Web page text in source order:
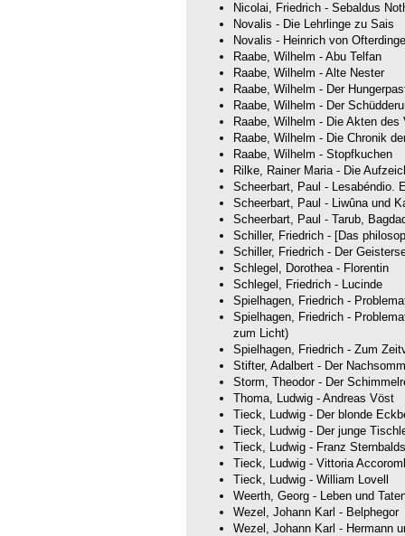
Nicolai, Friedrich - Sebaldus
Novalis - Die Lehrlinge zu Sais
Novalis - Heinrich von
Raabe, Wilhelm - Abu Telfan
Raabe, Wilhelm - Alte Nester
Raabe, Wilhelm - Der
Raabe, Wilhelm - Der
Raabe, Wilhelm - Die Akten des
Raabe, Wilhelm - Die Chronik
Raabe, Wilhelm - Stopfkuchen
Rilke, Rainer Maria - Die
Scheerbart, Paul - Lesabéndio.
Scheerbart, Paul - Liwûna und
Scheerbart, Paul - Tarub,
Schiller, Friedrich - [Das
Schiller, Friedrich - Der
Schlegel, Dorothea - Florentin
Schlegel, Friedrich - Lucinde
Spielhagen, Friedrich -
Spielhagen, Friedrich -
zum Licht)
Spielhagen, Friedrich - Zum
Stifter, Adalbert - Der
Storm, Theodor - Der
Thoma, Ludwig - Andreas Vöst
Tieck, Ludwig - Der blonde
Tieck, Ludwig - Der junge
Tieck, Ludwig - Franz
Tieck, Ludwig - Vittoria
Tieck, Ludwig - William Lovell
Weerth, Georg - Leben und
Wezel, Johann Karl - Belphegor
Wezel, Johann Karl - Hermann